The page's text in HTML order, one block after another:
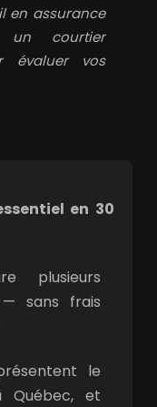
en assurance
un courtier
évaluer vos
en 30
plusieurs
— sans frais
le
Québec, et